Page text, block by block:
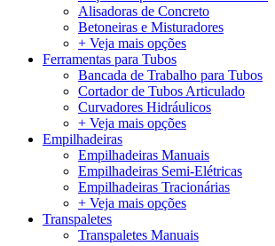
Alisadoras de Concreto
Betoneiras e Misturadores
+ Veja mais opções
Ferramentas para Tubos
Bancada de Trabalho para Tubos
Cortador de Tubos Articulado
Curvadores Hidráulicos
+ Veja mais opções
Empilhadeiras
Empilhadeiras Manuais
Empilhadeiras Semi-Elétricas
Empilhadeiras Tracionárias
+ Veja mais opções
Transpaletes
Transpaletes Manuais